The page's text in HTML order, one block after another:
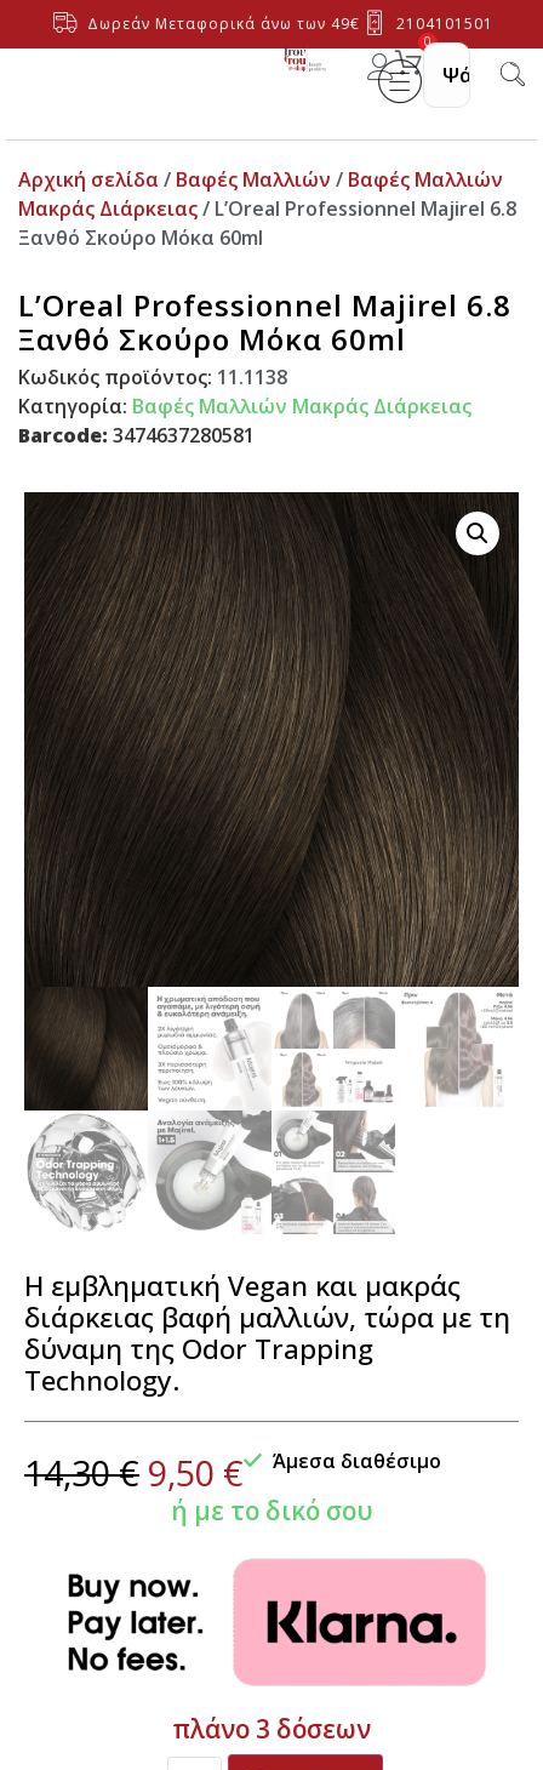
Δωρεάν Μεταφορικά άνω των 49€ 2104101501
0
Αρχική σελίδα / Βαφές Μαλλιών / Βαφές Μαλλιών
Μακράς Διάρκειας/ L’Oreal Professionnel Majirel 6.8
Ξανθό Σκούρο Μόκα 60ml
L’Oreal Professionnel Majirel 6.8
Ξανθό Σκούρο Μόκα 60ml
Κωδικός προϊόντος: 11.1138
Κατηγορία: Βαφές Μαλλιών Μακράς Διάρκειας
Barcode: 3474637280581
Η εμβληματική Vegan και μακράς
διάρκειας βαφή μαλλιών, τώρα με τη
δύναμη της Odor Trapping
Technology.
14,30€ 9,50 € Άμεσα διαθέσιμο
ή με το δικό σου
πλάνο 3 δόσεων